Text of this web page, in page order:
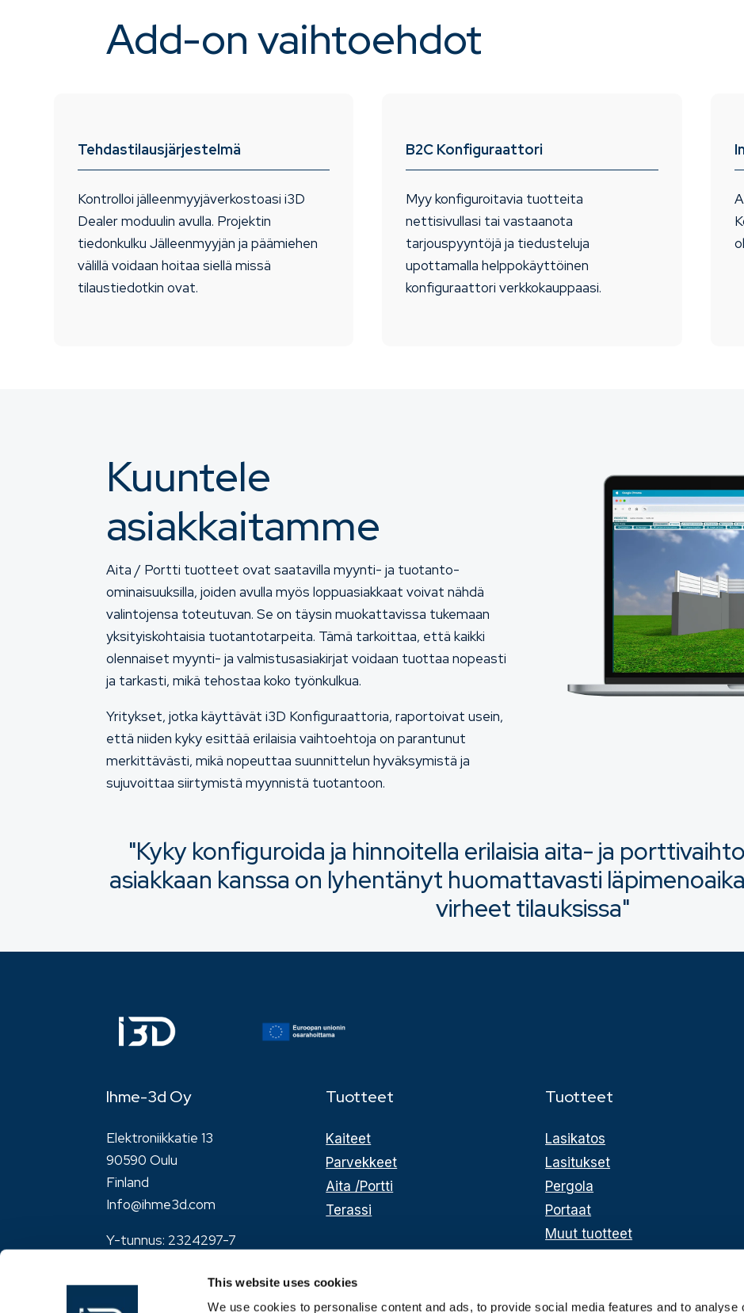
This website uses cookies
We use cookies to personalise content and ads, to provide social media features and to analyse
Add-on vaihtoehdot
Tehdastilausjärjestelmä
Kontrolloi jälleenmyyjäverkostoasi i3D
Dealer moduulin avulla. Projektin
tiedonkulku Jälleenmyyjän ja päämiehen
välillä voidaan hoitaa siellä missä
tilaustiedotkin ovat.
B2C Konfiguraattori
Myy konfiguroitavia tuotteita
nettisivullasi tai vastaanota
tarjouspyyntöjä ja tiedusteluja
upottamalla helppokäyttöinen
konfiguraattori verkkokauppaasi.
Kuuntele
asiakkaitamme
Aita / Portti tuotteet ovat saatavilla myynti- ja tuotanto-
ominaisuuksilla, joiden avulla myös loppuasiakkaat voivat nähdä
valintojensa toteutuvan. Se on täysin muokattavissa tukemaan
yksityiskohtaisia tuotantotarpeita. Tämä tarkoittaa, että kaikki
olennaiset myynti- ja valmistusasiakirjat voidaan tuottaa nopeasti
ja tarkasti, mikä tehostaa koko työnkulkua.
Yritykset, jotka käyttävät i3D Konfiguraattoria, raportoivat usein,
että niiden kyky esittää erilaisia vaihtoehtoja on parantunut
merkittävästi, mikä nopeuttaa suunnittelun hyväksymistä ja
sujuvoittaa siirtymistä myynnistä tuotantoon.
"Kyky konfiguroida ja hinnoitella erilaisia aita- ja
asiakkaan kanssa on lyhentänyt huomattavasti
virheet tilauksissa"
Ihme-3d Oy
Elektroniikkatie 13
90590 Oulu
Finland
Info@ihme3d.com
Y-tunnus: 2324297-7
Tuotteet
Kaiteet
Parvekkeet
Aita /Portti
Terassi
Tuotteet
Lasikatos
Lasitukset
Pergola
Portaat
Muut tuotteet